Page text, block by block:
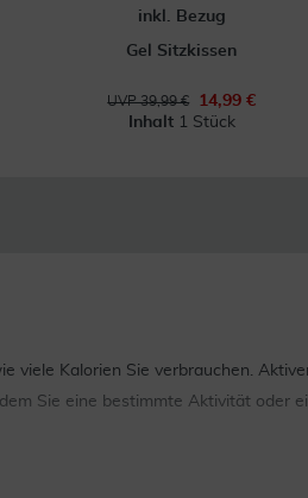
inkl. Bezug
Gel Sitzkissen
UVP 39,99 €
14,99 €
Inhalt 1 Stück
viele Kalorien Sie verbrauchen.
Sie eine bestimmte Aktivität oder